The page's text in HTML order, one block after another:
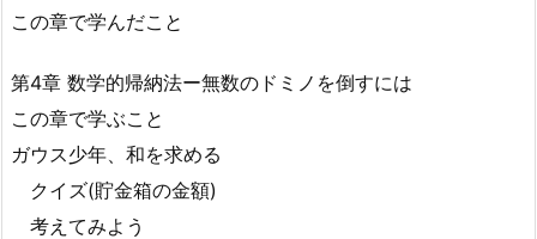
この章で学んだこと
第4章 数学的帰納法ー無数のドミノを倒すには
この章で学ぶこと
ガウス少年、和を求める
クイズ(貯金箱の金額)
考えてみよう